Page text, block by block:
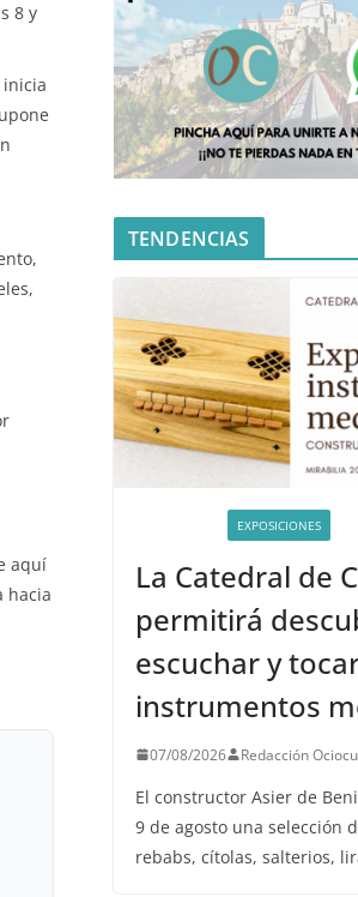
8 y
aquí
hacia
TENDENCIAS
EXPOSICIONES
La Catedral de
permitirá
escuchar y
instrumentos
07/08/2026 Redacción
El constructor Asier de
9 de agosto una selección
rebabs, cítolas, salterios,